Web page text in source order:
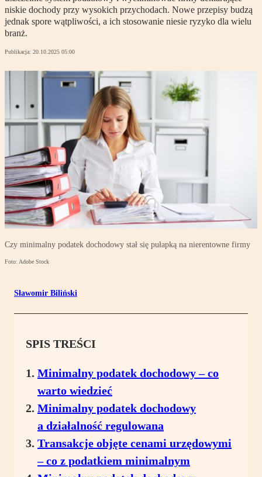
niskie dochody przy wysokich przychodach. Nowe przepisy budzą
jednak spore wątpliwości, a ich stosowanie niesie ryzyko dla wielu
branż.
Publikacja: 20.10.2025 05:00
Czy minimalny podatek dochodowy stał się pułapką na nierentowne firmy
Foto: Adobe Stock
Sławomir Biliński
SPIS TREŚCI
Minimalny podatek dochodowy – co
warto wiedzieć
Minimalny podatek dochodowy
a działalność regulowana
Transakcje objęte cenami urzędowymi
– co z podatkiem minimalnym